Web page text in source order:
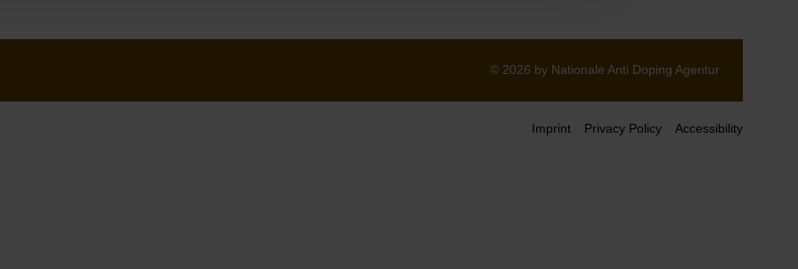
© 2026 by Nationale Anti Doping Agentur
Imprint Privacy Policy Accessibility